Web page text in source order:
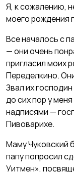
Я, к сожалению,
моего рождения
Все началось с
— они очень
пригласил моих
Переделкино.
Звал их
до сих пор у
надписями —
Пивоварихе.
Маму Чуковский
папу попросил
Уитмен»,